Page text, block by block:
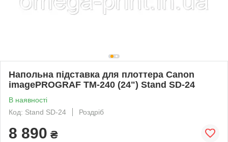
Напольна підставка для плоттера Canon
imagePROGRAF TM-240 (24") Stand SD-24
В наявності
Код: Stand SD-24
Роздріб
8 890 ₴